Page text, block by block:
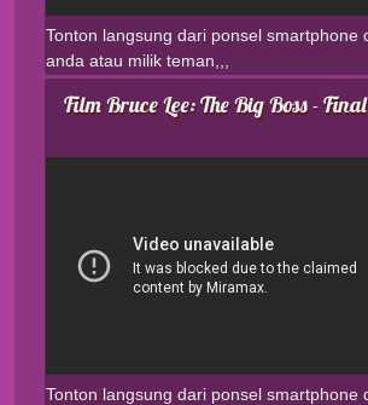
Tonton langsung dari ponsel smartphone
anda atau milik teman,,,
Film Bruce Lee: The Big Boss -
Tonton langsung dari ponsel smartphone